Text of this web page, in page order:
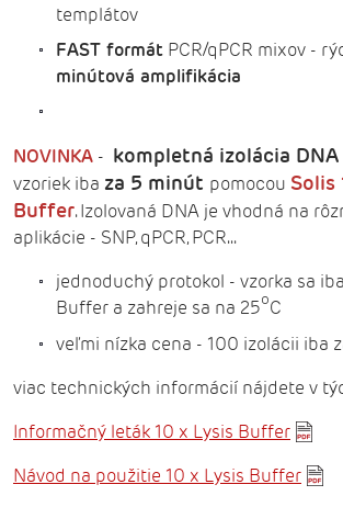
templátov
FAST formát PCR/qPCR mixov -
minútová amplifikácia
NOVINKA - kompletná izolácia DNA
vzoriek iba za 5 minút pomocou Solis
Buffer. Izolovaná DNA je vhodná na
aplikácie - SNP, qPCR, PCR...
jednoduchý protokol - vzorka sa
Buffer a zahreje sa na 25oC
veľmi nízka cena - 100 izolácii iba
viac technických informácií nájdete v
Informačný leták 10 x Lysis Buffer
Návod na použitie 10 x Lysis Buffer